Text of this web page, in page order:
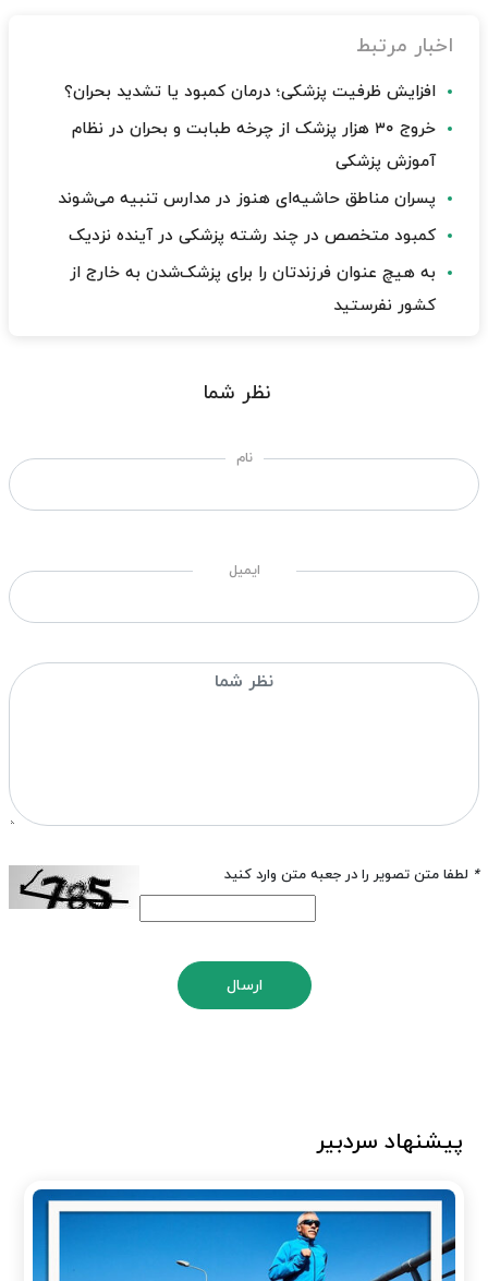
اخبار مرتبط
افزایش ظرفیت پزشکی؛ درمان کمبود یا تشدید بحران؟
خروج ۳۰ هزار پزشک از چرخه طبابت و بحران در نظام
آموزش پزشکی
پسران مناطق حاشیه‌ای هنوز در مدارس تنبیه می‌شوند
کمبود متخصص در چند رشته پزشکی در آینده نزدیک
به هیچ عنوان فرزندتان را برای پزشک‌شدن به خارج از
کشور نفرستید
نظر شما
نام
ایمیل
* لطفا متن تصویر را در جعبه متن وارد کنید
ارسال
پیشنهاد سردبیر